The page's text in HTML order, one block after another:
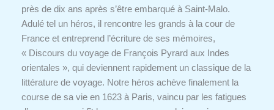
près de dix ans après s’être embarqué à Saint-Malo.
Adulé tel un héros, il rencontre les grands à la cour de
France et entreprend l’écriture de ses mémoires,
« Discours du voyage de François Pyrard aux Indes
orientales », qui deviennent rapidement un classique de la
littérature de voyage. Notre héros achève finalement la
course de sa vie en 1623 à Paris, vaincu par les fatigues